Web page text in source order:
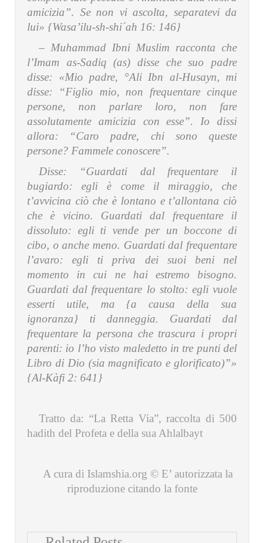
amicizia”. Se non vi ascolta, separatevi da
lui» {Wasa’ilu-sh-shi´ah 16: 146}
– Muhammad Ibni Muslim racconta che
l’Imam as-Sadiq (as) disse che suo padre
disse: «Mio padre, °Ali Ibn al-Husayn, mi
disse: “Figlio mio, non frequentare cinque
persone, non parlare loro, non fare
assolutamente amicizia con esse”. Io dissi
allora: “Caro padre, chi sono queste
persone? Fammele conoscere”.
Disse: “Guardati dal frequentare il
bugiardo: egli è come il miraggio, che
t’avvicina ciò che è lontano e t’allontana ciò
che è vicino. Guardati dal frequentare il
dissoluto: egli ti vende per un boccone di
cibo, o anche meno. Guardati dal frequentare
l’avaro: egli ti priva dei suoi beni nel
momento in cui ne hai estremo bisogno.
Guardati dal frequentare lo stolto: egli vuole
esserti utile, ma {a causa della sua
ignoranza} ti danneggia. Guardati dal
frequentare la persona che trascura i propri
parenti: io l’ho visto maledetto in tre punti del
Libro di Dio (sia magnificato e glorificato)”»
{Al-Kàfi 2: 641}
Tratto da: “La Retta Via”, raccolta di 500
hadith del Profeta e della sua Ahlalbayt
A cura di Islamshia.org © E’ autorizzata la
riproduzione citando la fonte